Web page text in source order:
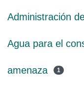
Administración
Agua para el
amenaza 1